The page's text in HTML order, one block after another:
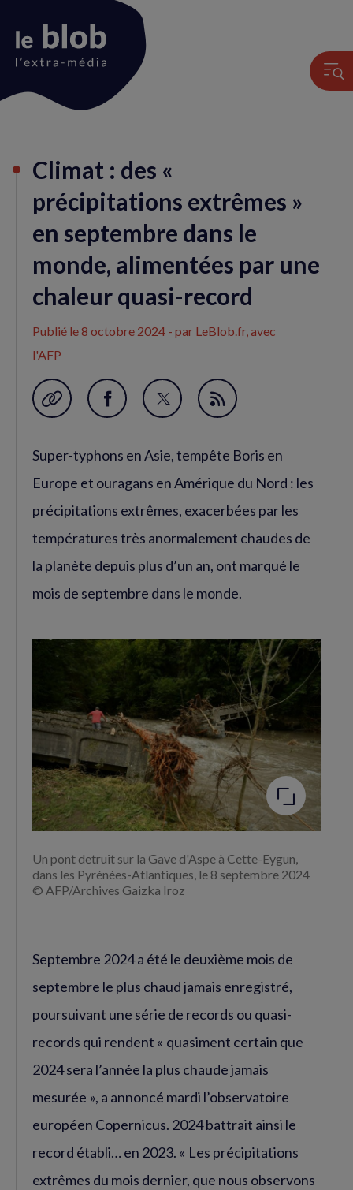
du
Climat : des «
précipitations extrêmes »
en septembre dans le
monde, alimentées par une
chaleur quasi-record
Publié le8 octobre 2024 - par LeBlob.fr, avec
l'AFP
Garder en favori
Partager
Facebook
(nouvelle
fenêtre)
Partager
Twitter
(nouvelle
Flux
Super-typhons en Asie, tempête Boris en
Europe et ouragans en Amérique du Nord : les
précipitations extrêmes, exacerbées par les
températures très anormalement chaudes de
la planète depuis plus d’un an, ont marqué le
mois de septembre dans le monde.
Agrandir
l'image
Un pont detruit sur la Gave d'Aspe à Cette-Eygun,
dans les Pyrénées-Atlantiques, le 8 septembre 2024
© AFP/Archives Gaizka Iroz
Septembre 2024 a été le deuxième mois de
septembre le plus chaud jamais enregistré,
poursuivant une série de records ou quasi-
records qui rendent « quasiment certain que
2024 sera l’année la plus chaude jamais
mesurée », a annoncé mardi l’observatoire
européen Copernicus. 2024 battrait ainsi le
record établi… en 2023. « Les précipitations
extrêmes du mois dernier, que nous observons